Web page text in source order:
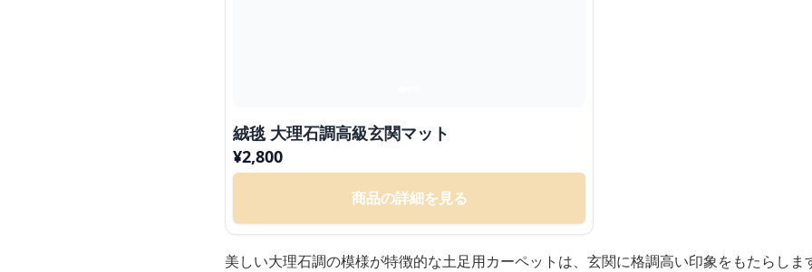
絨毯 大理石調高級玄関マット
¥2,800
商品の詳細を見る
美しい大理石調の模様が特徴的な土足用カーペットは、玄関に格調高い印象をもたらしま